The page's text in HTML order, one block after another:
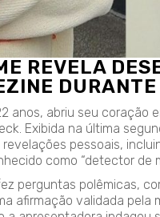
REVELA
anos, abriu seu coração
Exibida na última
pessoais,
como “detector de
perguntas polêmicas,
afirmação validada